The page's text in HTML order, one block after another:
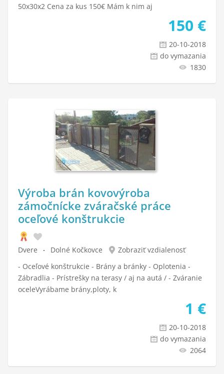
50x30x2 Cena za kus 150€ Mám k nim aj
150 €
20-10-2018
do vymazania
1830
Výroba brán kovovýroba
zámočnícke zváračské práce
oceľové konštrukcie
Dvere Dolné Kočkovce
Zobraziť vzdialenosť
- Oceľové konštrukcie - Brány a bránky - Oplotenia -
Zábradlia - Prístrešky na terasy / aj na autá / - Zváranie
oceleVyrábame brány,ploty, k
1 €
20-10-2018
do vymazania
2064